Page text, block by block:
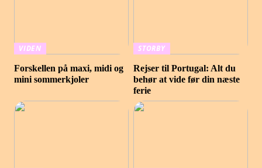
VIDEN
Forskellen på maxi, midi og
mini sommerkjoler
STORBY
Rejser til Portugal: Alt du
behør at vide før din næste
ferie